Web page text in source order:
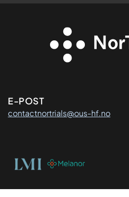
Kontaktinformasjon
E-POST
contactnortrials@ous-hf.no